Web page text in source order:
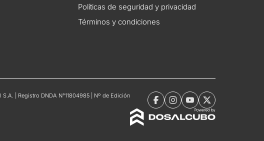
Políticas de seguridad y privacidad
Términos y condiciones
| Registro DNDA N°11804985 | Nº de Edición